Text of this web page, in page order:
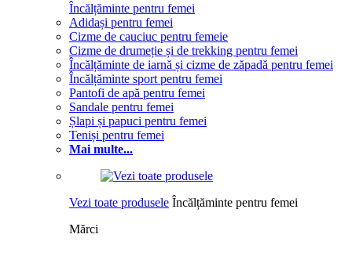
Încălțăminte pentru femei
Adidași pentru femei
Cizme de cauciuc pentru femeie
Cizme de drumeție și de trekking pentru femei
Încălțăminte de iarnă și cizme de zăpadă pentru femei
Încălțăminte sport pentru femei
Pantofi de apă pentru femei
Sandale pentru femei
Șlapi și papuci pentru femei
Teniși pentru femei
Mai multe...
Vezi toate produsele Încălțăminte pentru femei
Mărci